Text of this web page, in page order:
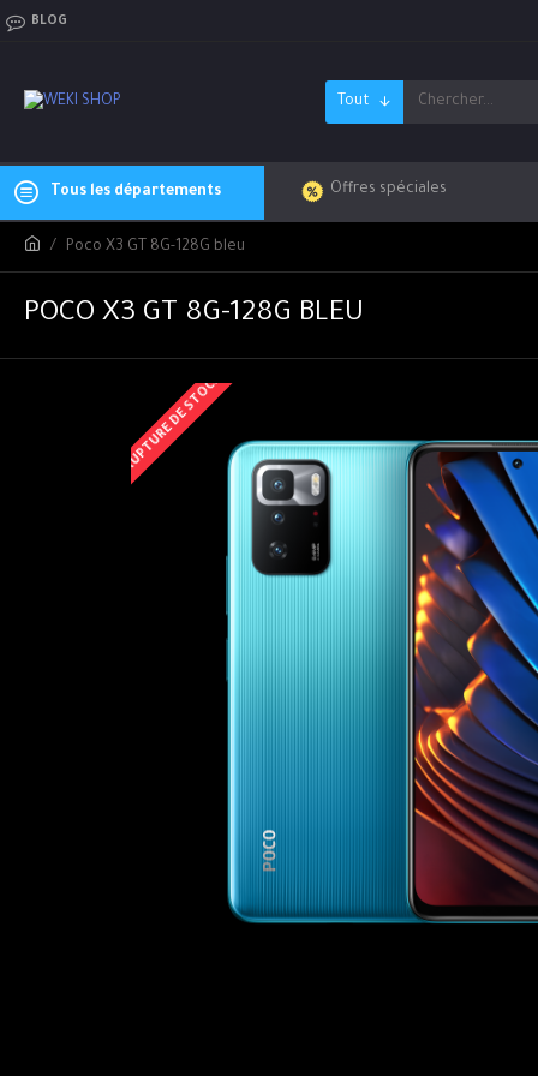
BLOG
Tout
Tous les départements Offres spéciales
Poco X3 GT 8G-128G bleu
POCO X3 GT 8G-128G BLEU
RUPTURE DE STOCK